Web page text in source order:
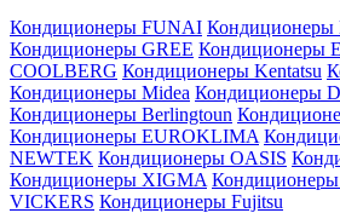
Кондиционеры FUNAI
Кондиционеры GREE Кондиционеры
СOOLBERG Кондиционеры Kentatsu
Кондиционеры Midea Кондиционеры
Кондиционеры Berlingtoun
Кондиционеры EUROKLIMA
NEWTEK Кондиционеры OASIS
Кондиционеры XIGMA
VICKERS Кондиционеры Fujitsu